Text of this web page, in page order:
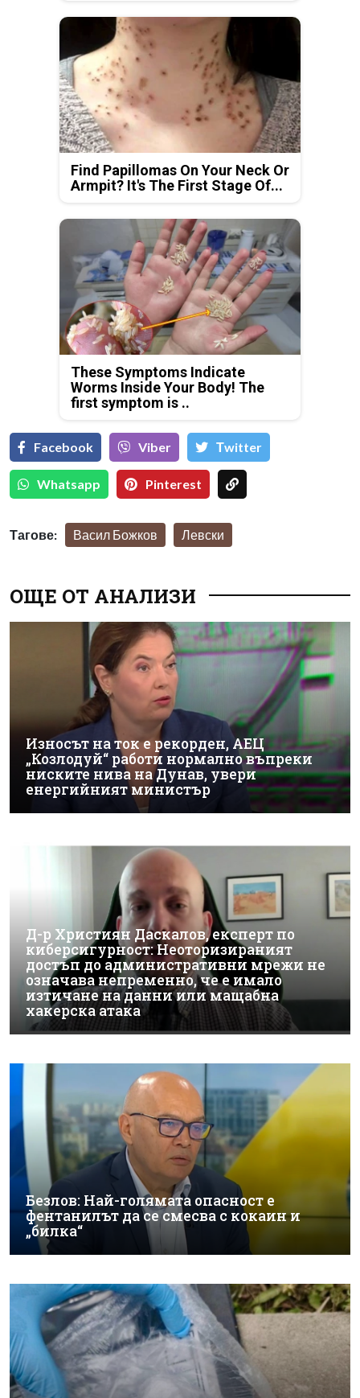
Find Papillomas On Your Neck Or
Armpit? It's The First Stage Of...
These Symptoms Indicate
Worms Inside Your Body! The
first symptom is ..
Facebook Viber Тwitter
Whatsapp Pinterest
Тагове: Васил Божков Левски
ОЩЕ ОТ АНАЛИЗИ
Износът на ток е рекорден, АЕЦ
„Козлодуй“ работи нормално въпреки
ниските нива на Дунав, увери
енергийният министър
Д-р Християн Даскалов, експерт по
киберсигурност: Неоторизираният
достъп до административни мрежи не
означава непременно, че е имало
изтичане на данни или мащабна
хакерска атака
Безлов: Най-голямата опасност е
фентанилът да се смесва с кокаин и
„билка“